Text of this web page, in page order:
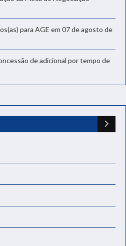
para AGE em 07 de agosto de
de adicional por tempo de